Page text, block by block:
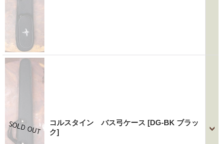
コルスタイン バス弓ケース [DG-BK ブラッ
ク]